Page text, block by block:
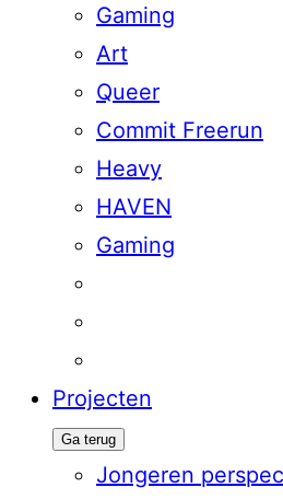
Gaming
Art
Queer
Commit Freerun
Heavy
HAVEN
Gaming
Projecten
Ga terug
Jongeren